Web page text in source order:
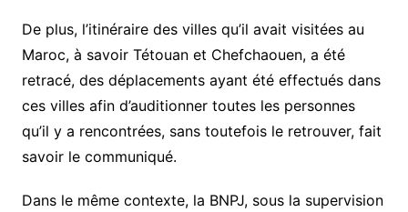
De plus, l’itinéraire des villes qu’il avait visitées au
Maroc, à savoir Tétouan et Chefchaouen, a été
retracé, des déplacements ayant été effectués dans
ces villes afin d’auditionner toutes les personnes
qu’il y a rencontrées, sans toutefois le retrouver, fait
savoir le communiqué.
Dans le même contexte, la BNPJ, sous la supervision